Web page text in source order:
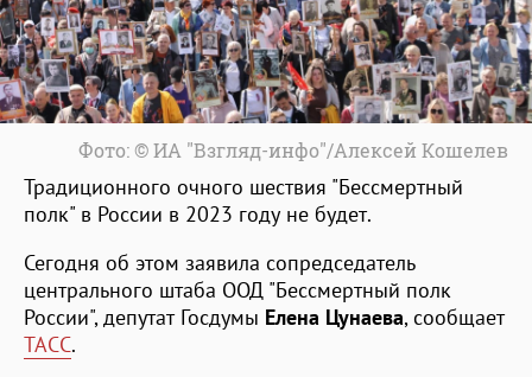
Фото: © ИА "Взгляд-инфо"/Алексей Кошелев
Традиционного очного шествия "Бессмертный
полк" в России в 2023 году не будет.
Сегодня об этом заявила сопредседатель
центрального штаба ООД "Бессмертный полк
России", депутат Госдумы Елена Цунаева, сообщает
ТАСС.